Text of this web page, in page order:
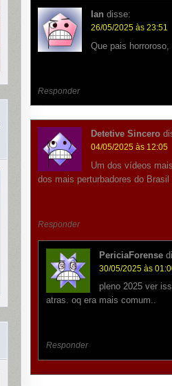
Ian disse:
26/05/2025 às 23:51
Que pais horroroso,
Responder
Detetive Sincero
04/05/2025 às 12:05
Um dos vídeos
dos mais perturbadores do Brasil
Responder
PericiaForense
30/05/2025 às
pleno 2025 ver
atras. oq era mais comum..
Responder